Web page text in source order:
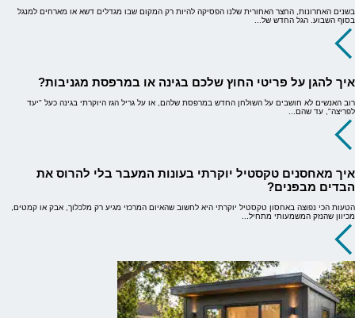
בשנים האחרונות, החצר האחורית שלנו הפסיקה להיות רק המקום שבו מגדלים דשא או מארחים למנגל
בסוף השבוע. הגל החדש של...
איך להגן על פריטי החוץ שלכם בגינה או במרפסת מגניבות?
רוב האנשים לא חושבים על השולחן החדש במרפסת שלהם, או על גריל הגז היוקרתי בגינה כעל "יעד
לפריצה", עד שהם...
איך מאחסנים טקסטיל יוקרתי בעונות המעבר בלי להרוס את
הבדים מבפנים?
הטעות הכי נפוצה באחסון טקסטיל יוקרתי היא לחשוב שהאיום המרכזי מגיע רק מלכלוך, אבק או קמטים,
מכיוון שהנזק המשמעותי מתחיל...